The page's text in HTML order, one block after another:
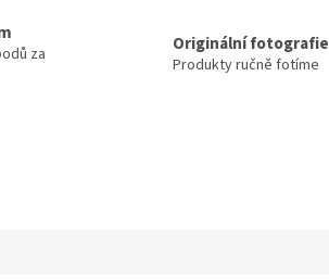
za
Originální fotografie
Produkty ručně fotíme